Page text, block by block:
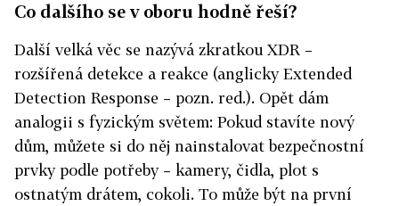
Co dalšího se v oboru hodně řeší?
Další velká věc se nazývá zkratkou XDR –
rozšířená detekce a reakce (anglicky Extended
Detection Response – pozn. red.). Opět dám
analogii s fyzickým světem: Pokud stavíte nový
dům, můžete si do něj nainstalovat bezpečnostní
prvky podle potřeby – kamery, čidla, plot s
ostnatým drátem, cokoli. To může být na první